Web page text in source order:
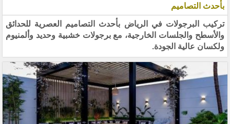
بأحدث التصاميم
تركيب البرجولات في الرياض بأحدث التصاميم العصرية للحدائق
والأسطح والجلسات الخارجية، مع برجولات خشبية وحديد وألمنيوم
ولكسان عالية الجودة.